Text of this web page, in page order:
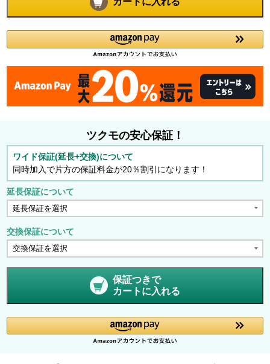
ツクモの安心保証！
ワイド保証(延長+交換)について
同時加入で片方の保証料金が20％割引になります！
延長保証について
交換保証について
保証つきで
カートに入れる